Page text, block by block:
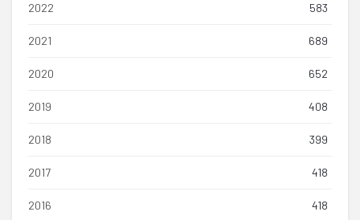
2022 583
2021 689
2020 652
2019 408
2018 399
2017 418
2016 418